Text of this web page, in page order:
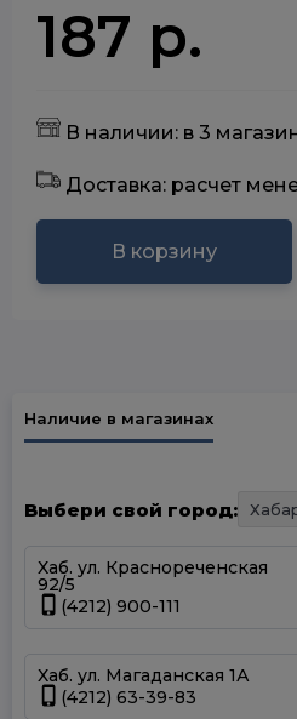
187 р.
В наличии: в 3
Доставка: расчет
В корзину
Наличие в магазинах
Выбери свой город:
Хаб. ул. Краснореченская
92/5
(4212) 900-111
Хаб. ул. Магаданская 1А
(4212) 63-39-83